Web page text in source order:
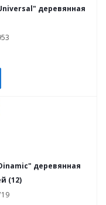
деревянная
деревянная
(12)